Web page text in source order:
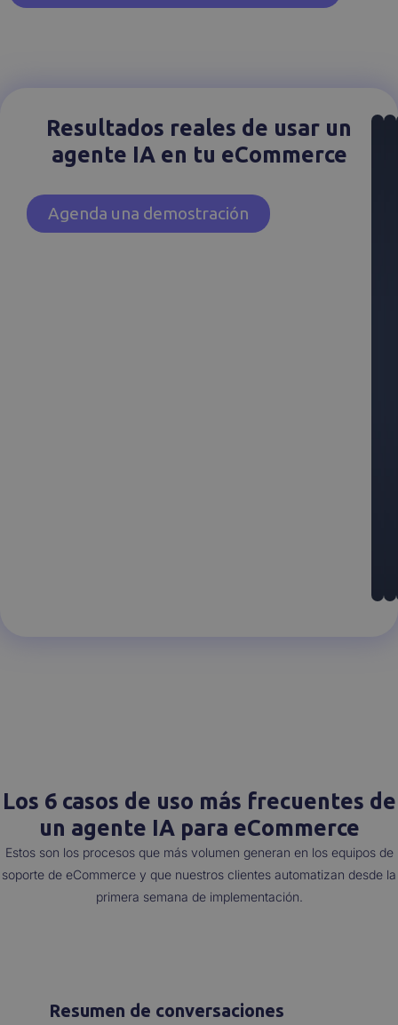
Resultados reales de usar un
agente IA en tu eCommerce
Agenda una demostración
Los 6 casos de uso más frecuentes de
un agente IA para eCommerce
Estos son los procesos que más volumen generan en los equipos de
soporte de eCommerce y que nuestros clientes automatizan desde la
primera semana de implementación.
Resumen de conversaciones